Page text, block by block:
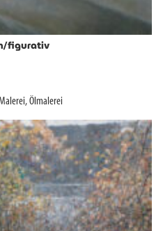
figurativ
,Ölmalerei